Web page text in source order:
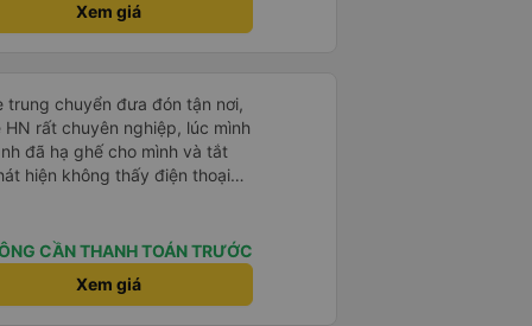
Xem giá
chuyển đưa đón tận nơi,
rất chuyên nghiệp, lúc mình
đã hạ ghế cho mình và tắt
hiện không thấy điện thoại
nhiều. 1000 sao ạ.
CẦN THANH TOÁN TRƯỚC
Xem giá